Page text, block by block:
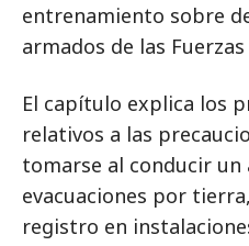
entrenamiento sobre
armados de las
El capítulo explica los
relativos a las
tomarse al conducir un
evacuaciones por
registro en